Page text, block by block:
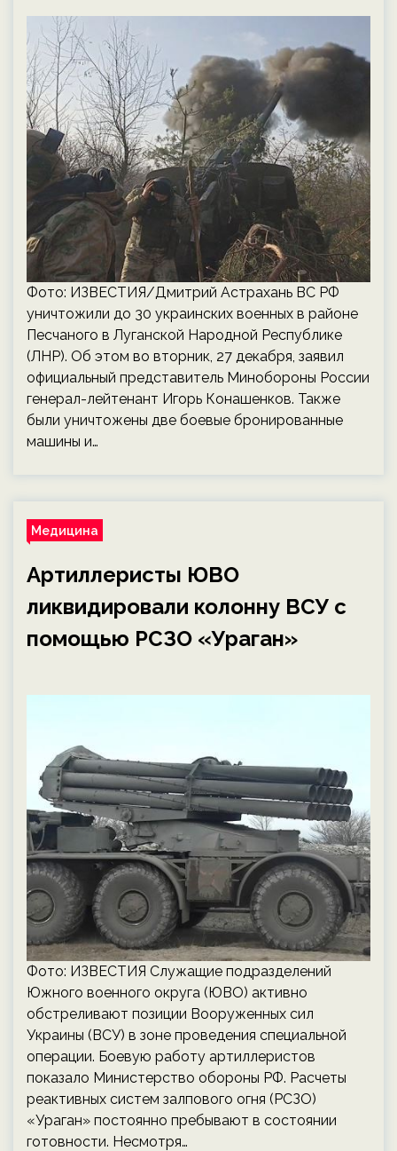
Фото: ИЗВЕСТИЯ/Дмитрий Астрахань ВС РФ
уничтожили до 30 украинских военных в районе
Песчаного в Луганской Народной Республике
(ЛНР). Об этом во вторник, 27 декабря, заявил
официальный представитель Минобороны России
генерал-лейтенант Игорь Конашенков. Также
были уничтожены две боевые бронированные
машины и…
Медицина
Артиллеристы ЮВО
ликвидировали колонну ВСУ с
помощью РСЗО «Ураган»
Фото: ИЗВЕСТИЯ Служащие подразделений
Южного военного округа (ЮВО) активно
обстреливают позиции Вооруженных сил
Украины (ВСУ) в зоне проведения специальной
операции. Боевую работу артиллеристов
показало Министерство обороны РФ. Расчеты
реактивных систем залпового огня (РСЗО)
«Ураган» постоянно пребывают в состоянии
готовности. Несмотря…